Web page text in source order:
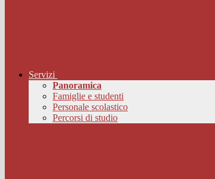
Servizi
Panoramica
Famiglie e studenti
Personale scolastico
Percorsi di studio